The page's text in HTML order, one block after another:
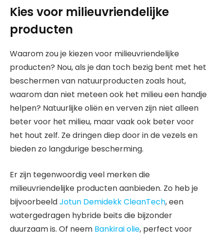
Kies voor milieuvriendelijke
producten
Waarom zou je kiezen voor milieuvriendelijke
producten? Nou, als je dan toch bezig bent met het
beschermen van natuurproducten zoals hout,
waarom dan niet meteen ook het milieu een handje
helpen? Natuurlijke oliën en verven zijn niet alleen
beter voor het milieu, maar vaak ook beter voor
het hout zelf. Ze dringen diep door in de vezels en
bieden zo langdurige bescherming.
Er zijn tegenwoordig veel merken die
milieuvriendelijke producten aanbieden. Zo heb je
bijvoorbeeldJotun Demidekk CleanTech, een
watergedragen hybride beits die bijzonder
duurzaam is. Of neem Bankirai olie, perfect voor